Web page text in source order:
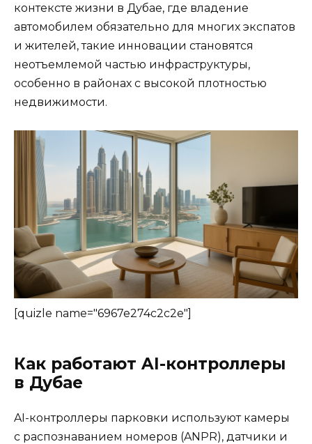
контексте жизни в Дубае, где владение
автомобилем обязательно для многих экспатов
и жителей, такие инновации становятся
неотъемлемой частью инфраструктуры,
особенно в районах с высокой плотностью
недвижимости.
[quizle name="6967e274c2c2e"]
Как работают AI-контроллеры
в Дубае
AI-контроллеры парковки используют камеры
с распознаванием номеров (ANPR), датчики и